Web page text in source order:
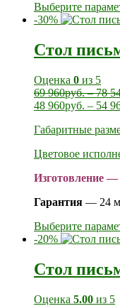
Выберите
-30%
Стол
Оценка 0 из 5
69 960руб.–78
48 960руб. – 54
Габаритные
Цветовое
Изготовление —
Гарантия — 24
Выберите
-20%
Стол
Оценка 5.00 из 5